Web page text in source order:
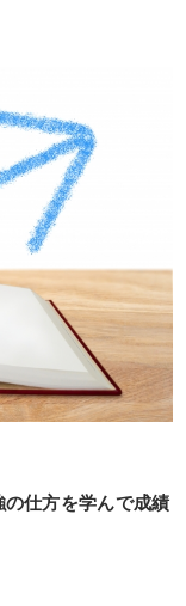
仕方を学んで成績